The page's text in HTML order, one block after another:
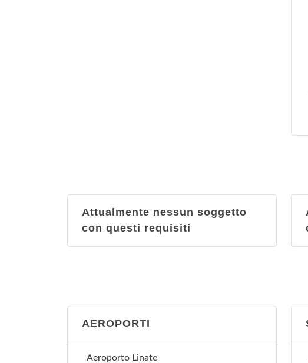
Attualmente nessun soggetto
con questi requisiti
AEROPORTI
Aeroporto Linate